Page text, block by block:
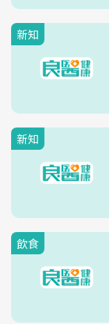
新知
新知
飲食